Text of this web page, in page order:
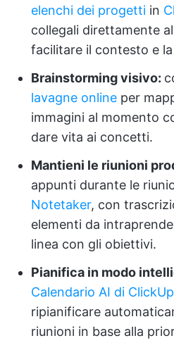
elenchi dei progetti in
collegali direttamente
facilitare il contesto e
Brainstorming visivo:
lavagne online per
immagini al momento
dare vita ai concetti.
Mantieni le riunioni
appunti durante le
Notetaker, con
elementi da
linea con gli obiettivi.
Pianifica in modo
Calendario AI di ClickUp
ripianificare
riunioni in base alla